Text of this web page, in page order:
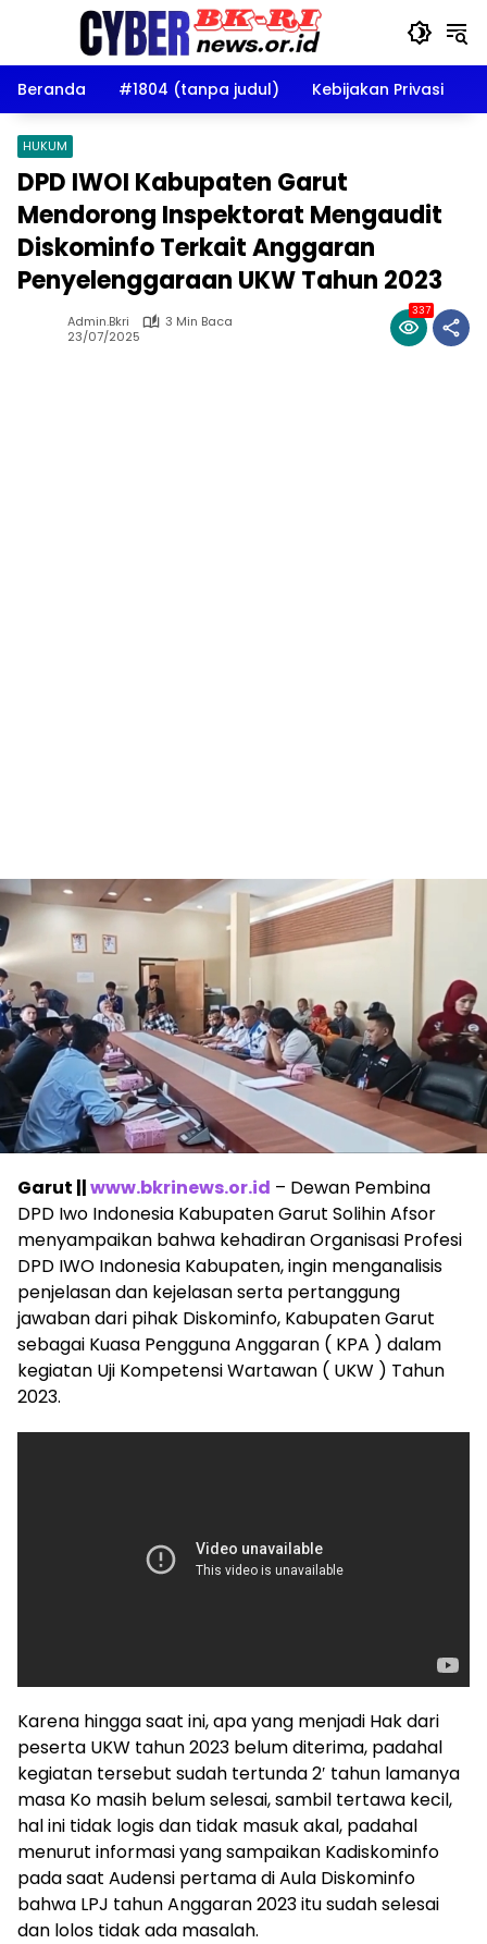
Beranda
#1804 (tanpa judul) Kebijakan Privasi
HUKUM
DPD IWOI Kabupaten Garut
Mendorong Inspektorat Mengaudit
Diskominfo Terkait Anggaran
Penyelenggaraan UKW Tahun 2023
Admin.bkri
3 Min Baca
23/07/2025
337
Garut ||www.bkrinews.or.id – Dewan Pembina
DPD Iwo Indonesia Kabupaten Garut Solihin Afsor
menyampaikan bahwa kehadiran Organisasi Profesi
DPD IWO Indonesia Kabupaten, ingin menganalisis
penjelasan dan kejelasan serta pertanggung
jawaban dari pihak Diskominfo, Kabupaten Garut
sebagai Kuasa Pengguna Anggaran ( KPA ) dalam
kegiatan Uji Kompetensi Wartawan ( UKW ) Tahun
2023.
Karena hingga saat ini, apa yang menjadi Hak dari
peserta UKW tahun 2023 belum diterima, padahal
kegiatan tersebut sudah tertunda 2′ tahun lamanya
masa Ko masih belum selesai, sambil tertawa kecil,
hal ini tidak logis dan tidak masuk akal, padahal
menurut informasi yang sampaikan Kadiskominfo
pada saat Audensi pertama di Aula Diskominfo
bahwa LPJ tahun Anggaran 2023 itu sudah selesai
dan lolos tidak ada masalah.